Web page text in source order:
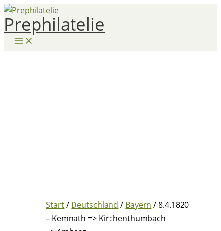
Zum
Inhalt
springen
Prephilatelie
Start/ Deutschland / Bayern / 8.4.1820
– Kemnath => Kirchenthumbach